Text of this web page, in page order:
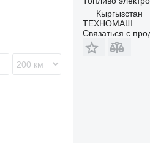
Кыргызстан
ТЕХНОМАШ
Связаться с